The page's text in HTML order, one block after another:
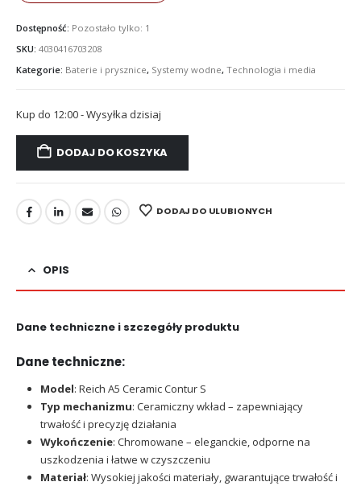
Dostępność: Pozostało tylko: 1
SKU: 4030416703208
Kategorie: Baterie i prysznice, Systemy wodne, Technologia i media
Kup do 12:00 - Wysyłka dzisiaj
DODAJ DO KOSZYKA
DODAJ DO ULUBIONYCH
OPIS
Dane techniczne i szczegóły produktu
Dane techniczne:
Model: Reich A5 Ceramic Contur S
Typ mechanizmu: Ceramiczny wkład – zapewniający
trwałość i precyzję działania
Wykończenie: Chromowane – eleganckie, odporne na
uszkodzenia i łatwe w czyszczeniu
Materiał: Wysokiej jakości materiały, gwarantujące trwałość i